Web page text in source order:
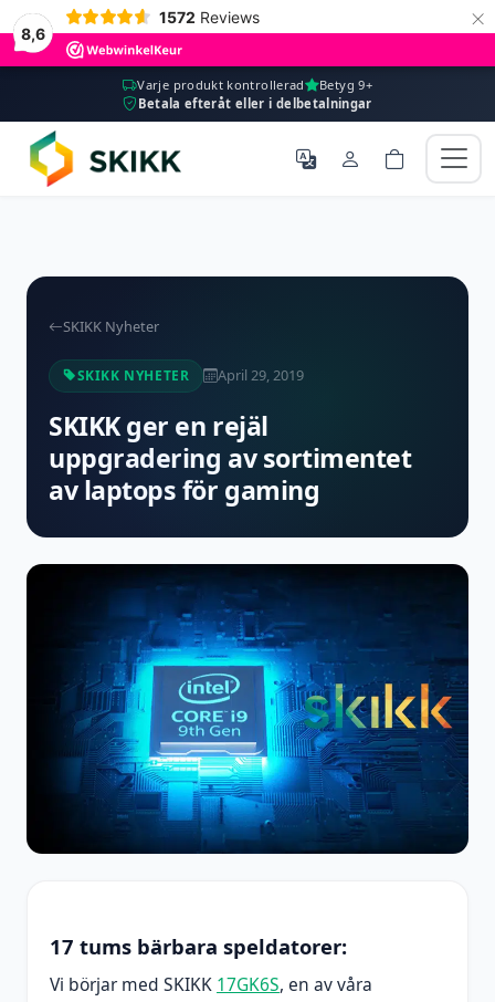
8,6
1572 Reviews ×
Varje produkt kontrollerad
Betyg 9+
Betala efteråt eller i delbetalningar
SKIKK Nyheter
SKIKK NYHETER April 29, 2019
SKIKK ger en rejäl
uppgradering av sortimentet
av laptops för gaming
17 tums bärbara speldatorer:
Vi börjar med SKIKK 17GK6S, en av våra